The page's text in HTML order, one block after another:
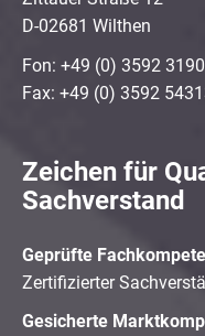
D-02681 Wilthen
Fon: +49 (0) 3592
Fax: +49 (0) 3592
Zeichen für
Sachverstand
Geprüfte
Zertifizierter
Gesicherte